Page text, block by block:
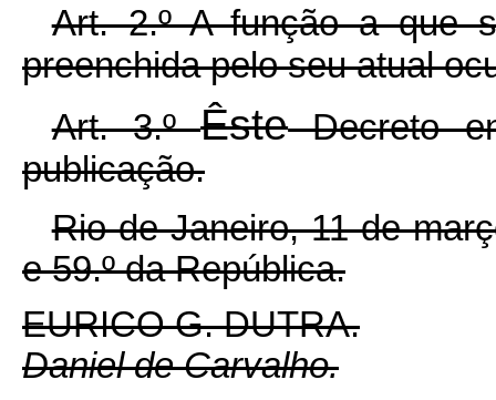
Art. 2.º A função a que
preenchida pelo seu atual
Art. 3.ºÊsteDecreto
publicação.
Rio de Janeiro, 11 de
e 59.º da República.
EURICO G. DUTRA.
Daniel de Carvalho.